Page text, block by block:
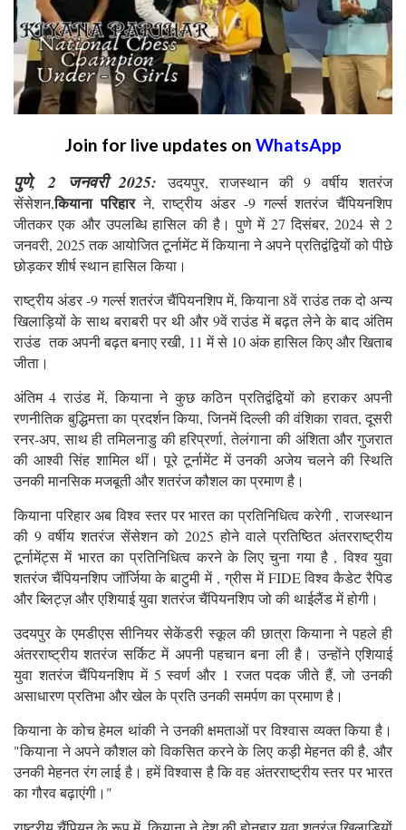
Join for live updates on WhatsApp
पुणे, 2 जनवरी 2025: उदयपुर, राजस्थान की 9 वर्षीय शतरंज
सेंसेशन,कियाना परिहारने, राष्ट्रीय अंडर -9 गर्ल्स शतरंज चैंपियनशिप
जीतकर एक और उपलब्धि हासिल की है। पुणे में 27 दिसंबर, 2024 से 2
जनवरी, 2025 तक आयोजित टूर्नामेंट में कियाना ने अपने प्रतिद्वंद्वियों को पीछे
छोड़कर शीर्ष स्थान हासिल किया।
राष्ट्रीय अंडर -9 गर्ल्स शतरंज चैंपियनशिप में, कियाना 8वें राउंड तक दो अन्य
खिलाड़ियों के साथ बराबरी पर थी और 9वें राउंड में बढ़त लेने के बाद अंतिम
राउंड तक अपनी बढ़त बनाए रखी, 11 में से 10 अंक हासिल किए और खिताब
जीता।
अंतिम 4 राउंड में, कियाना ने कुछ कठिन प्रतिद्वंद्वियों को हराकर अपनी
रणनीतिक बुद्धिमत्ता का प्रदर्शन किया, जिनमें दिल्ली की वंशिका रावत, दूसरी
रनर-अप, साथ ही तमिलनाडु की हरिप्रर्णा, तेलंगाना की अंशिता और गुजरात
की आश्वी सिंह शामिल थीं। पूरे टूर्नामेंट में उनकी अजेय चलने की स्थिति
उनकी मानसिक मजबूती और शतरंज कौशल का प्रमाण है।
कियाना परिहार अब विश्व स्तर पर भारत का प्रतिनिधित्व करेगी , राजस्थान
की 9 वर्षीय शतरंज सेंसेशन को 2025 होने वाले प्रतिष्ठित अंतरराष्ट्रीय
टूर्नामेंट्स में भारत का प्रतिनिधित्व करने के लिए चुना गया है , विश्व युवा
शतरंज चैंपियनशिप जॉर्जिया के बाटुमी में , ग्रीस में FIDE विश्व कैडेट रैपिड
और ब्लिट्ज़ और एशियाई युवा शतरंज चैंपियनशिप जो की थाईलैंड में होगी।
उदयपुर के एमडीएस सीनियर सेकेंडरी स्कूल की छात्रा कियाना ने पहले ही
अंतरराष्ट्रीय शतरंज सर्किट में अपनी पहचान बना ली है। उन्होंने एशियाई
युवा शतरंज चैंपियनशिप में 5 स्वर्ण और 1 रजत पदक जीते हैं, जो उनकी
असाधारण प्रतिभा और खेल के प्रति उनकी समर्पण का प्रमाण है।
कियाना के कोच हेमल थांकी ने उनकी क्षमताओं पर विश्वास व्यक्त किया है।
"कियाना ने अपने कौशल को विकसित करने के लिए कड़ी मेहनत की है, और
उनकी मेहनत रंग लाई है। हमें विश्वास है कि वह अंतरराष्ट्रीय स्तर पर भारत
का गौरव बढ़ाएंगी।"